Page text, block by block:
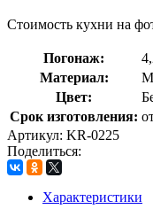
Стоимость кухни на
Погонаж:
Материал:
Цвет:
Срок изготовления:
Артикул: KR-0225
Поделиться:
Характеристики